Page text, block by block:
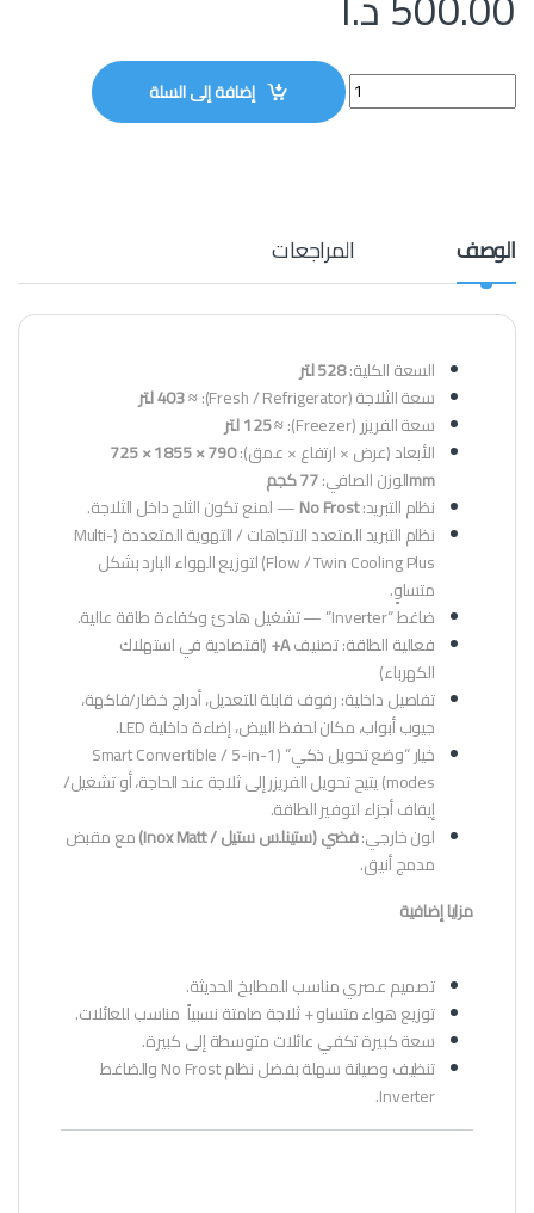
ثلاجة سامسونج ‎RT53DG7A60S9‎ quantity إضافة إلى السلة
الوصف المراجعات
السعة الكلية:528 لتر
سعة الثلاجة (Fresh / Refrigerator):
≈ 403 لتر
سعة الفريزر (Freezer):
≈ 125 لتر
الأبعاد (عرض × ارتفاع × عمق):
790 × 1855 × 725
mmالوزن الصافي:77 كجم
نظام التبريد:No Frost— لمنع تكون الثلج داخل الثلاجة.
نظام التبريد المتعدد الاتجاهات / التهوية المتعددة (Multi-
Flow / Twin Cooling Plus) لتوزيع الهواء البارد بشكل
متساوٍ.
ضاغط “Inverter” — تشغيل هادئ وكفاءة طاقة عالية.
فعالية الطاقة: تصنيفA+ (اقتصادية في استهلاك
الكهرباء)
تفاصيل داخلية: رفوف قابلة للتعديل، أدراج خضار/فاكهة،
جيوب أبواب، مكان لحفظ البيض، إضاءة داخلية LED.
خيار “وضع تحويل ذكي” (Smart Convertible / 5-in-1
modes) يتيح تحويل الفريزر إلى ثلاجة عند الحاجة، أو تشغيل/
إيقاف أجزاء لتوفير الطاقة.
لون خارجي:فضي (ستينلس ستيل / Inox Matt)
مع مقبض
مدمج أنيق.
مزايا إضافية
تصميم عصري مناسب للمطابخ الحديثة.
توزيع هواء متساو + ثلاجة صامتة نسبياً مناسب للعائلات.
سعة كبيرة تكفي عائلات متوسطة إلى كبيرة.
تنظيف وصيانة سهلة بفضل نظام No Frost والضاغط
Inverter.